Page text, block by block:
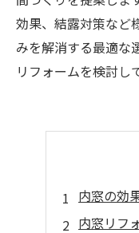
効果、結露対策など
みを解消する最適な
リフォームを検討し
内窓の効
内窓リフ